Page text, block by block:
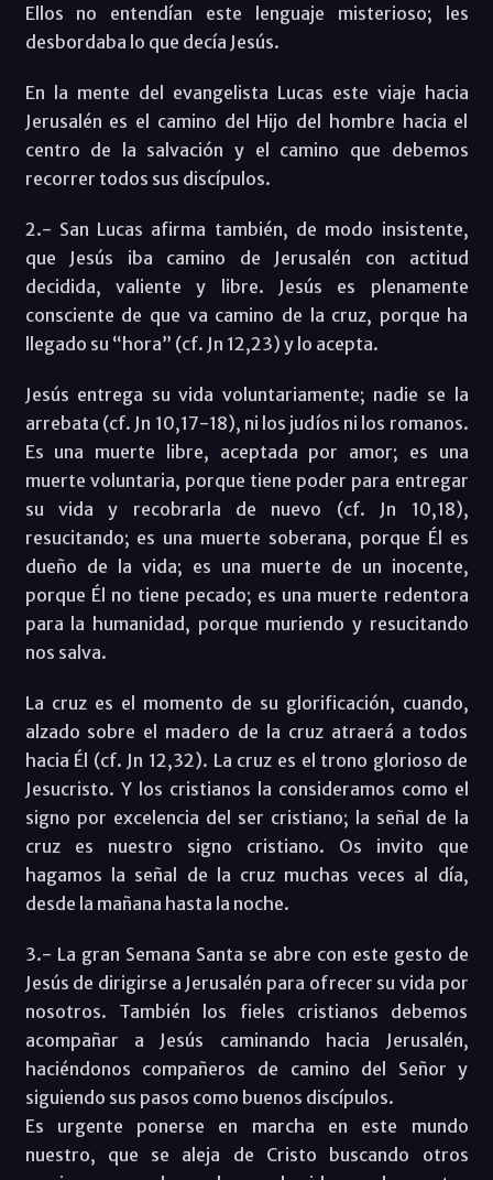
Ellos no entendían este lenguaje misterioso; les
desbordaba lo que decía Jesús.
En la mente del evangelista Lucas este viaje hacia
Jerusalén es el camino del Hijo del hombre hacia el
centro de la salvación y el camino que debemos
recorrer todos sus discípulos.
2.- San Lucas afirma también, de modo insistente,
que Jesús iba camino de Jerusalén con actitud
decidida, valiente y libre. Jesús es plenamente
consciente de que va camino de la cruz, porque ha
llegado su “hora” (cf. Jn 12,23) y lo acepta.
Jesús entrega su vida voluntariamente; nadie se la
arrebata (cf. Jn 10,17-18), ni los judíos ni los romanos.
Es una muerte libre, aceptada por amor; es una
muerte voluntaria, porque tiene poder para entregar
su vida y recobrarla de nuevo (cf. Jn 10,18),
resucitando; es una muerte soberana, porque Él es
dueño de la vida; es una muerte de un inocente,
porque Él no tiene pecado; es una muerte redentora
para la humanidad, porque muriendo y resucitando
nos salva.
La cruz es el momento de su glorificación, cuando,
alzado sobre el madero de la cruz atraerá a todos
hacia Él (cf. Jn 12,32). La cruz es el trono glorioso de
Jesucristo. Y los cristianos la consideramos como el
signo por excelencia del ser cristiano; la señal de la
cruz es nuestro signo cristiano. Os invito que
hagamos la señal de la cruz muchas veces al día,
desde la mañana hasta la noche.
3.- La gran Semana Santa se abre con este gesto de
Jesús de dirigirse a Jerusalén para ofrecer su vida por
nosotros. También los fieles cristianos debemos
acompañar a Jesús caminando hacia Jerusalén,
haciéndonos compañeros de camino del Señor y
siguiendo sus pasos como buenos discípulos.
Es urgente ponerse en marcha en este mundo
nuestro, que se aleja de Cristo buscando otros